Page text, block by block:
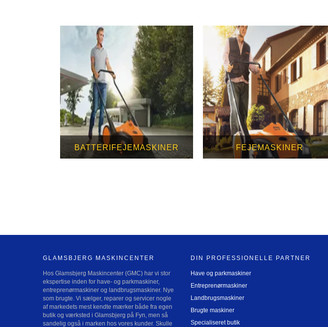
BATTERIFEJEMASKINER FEJEMASKINER
GLAMSBJERG MASKINCENTER
Hos Glamsbjerg Maskincenter (GMC) har vi stor
ekspertise inden for have- og parkmaskiner,
entreprenørmaskiner og landbrugsmaskiner. Nye
som brugte. Vi sælger, reparer og servicer nogle
af markedets mest kendte mærker både fra egen
butik og værksted i Glamsbjerg på Fyn, men så
sandelig også i marken hos vores kunder. Skulle
DIN PROFESSIONELLE PARTNER
Have og parkmaskiner
Entreprenørmaskiner
Landbrugsmaskiner
Brugte maskiner
Specialiseret butik